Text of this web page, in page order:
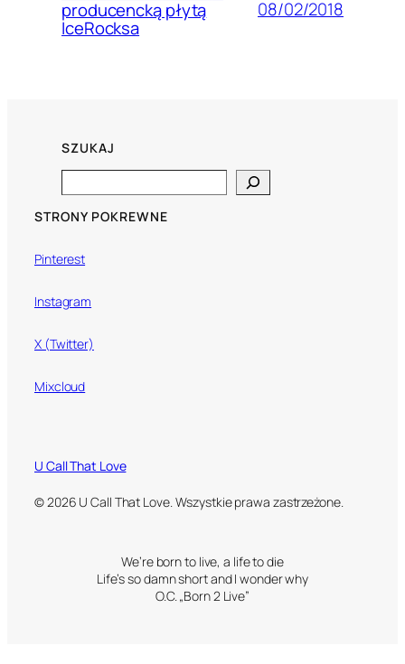
producencką płytą
IceRocksa
08/02/2018
SZUKAJ
STRONY POKREWNE
Pinterest
Instagram
X (Twitter)
Mixcloud
U Call That Love
© 2026 U Call That Love. Wszystkie prawa zastrzeżone.
We’re born to live, a life to die
Life’s so damn short and I wonder why
O.C. „Born 2 Live”